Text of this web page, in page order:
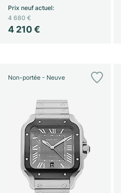
4 210 €
Prix neuf actuel:
4 680 €
Non-portée - Neuve